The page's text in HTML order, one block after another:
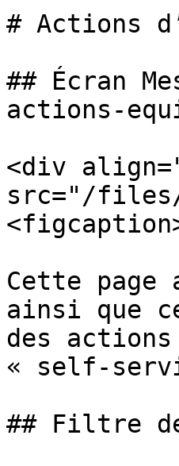
# Actions
## Écran
actions-
<div
src="/files/
Cette
ainsi que
des
« self-
## Filtre